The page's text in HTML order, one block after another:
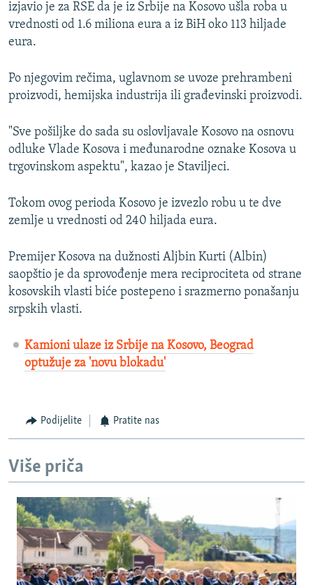
izjavio je za RSE da je iz Srbije na Kosovo ušla roba u
vrednosti od 1.6 miliona eura a iz BiH oko 113 hiljade
eura.
Po njegovim rečima, uglavnom se uvoze prehrambeni
proizvodi, hemijska industrija ili građevinski proizvodi.
"Sve pošiljke do sada su oslovljavale Kosovo na osnovu
odluke Vlade Kosova i međunarodne oznake Kosova u
trgovinskom aspektu", kazao je Staviljeci.
Tokom ovog perioda Kosovo je izvezlo robu u te dve
zemlje u vrednosti od 240 hiljada eura.
Premijer Kosova na dužnosti Aljbin Kurti (Albin)
saopštio je da sprovođenje mera reciprociteta od strane
kosovskih vlasti biće postepeno i srazmerno ponašanju
srpskih vlasti.
Kamioni ulaze iz Srbije na Kosovo, Beograd
optužuje za 'novu blokadu'
Podijelite Pratite nas
Više priča